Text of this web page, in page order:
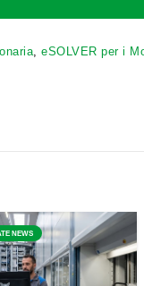
,eSOLVER per i
NEWS